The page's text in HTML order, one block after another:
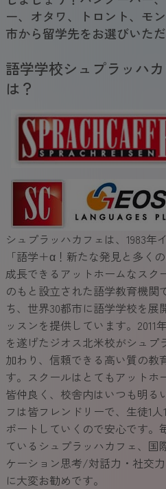
ー、オタワ、トロント、モ
市から留学先をお選びいた
語学学校シュプラッハ
は？
シュプラッハカフェは、1983年
「語学＋α！新たな発見と多く
成長できるアットホームなスク
のもと設立された語学教育機関
ち、世界30都市に語学学校を展
ッスンを提供しています。2011
を遂げたジオス北米校がシュプ
加わり、信頼できる高い質の教
す。スクールはとてもアットホ
皆仲良く、校舎内はいつも明る
フは皆フレンドリーで、生徒1
ポートしていくので安心です。
ているシュプラッハカフェ、国
ケーション思考/対話力・社交
に大変お勧めです。